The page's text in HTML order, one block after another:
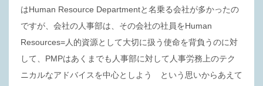
はHuman Resource Departmentと名乗る会社が多かったの
ですが、会社の人事部は、その会社の社員をHuman
Resources=人的資源として大切に扱う使命を背負うのに対
して、PMPはあくまでも人事部に対して人事労務上のテク
ニカルなアドバイスを中心としよう という思いからあえて